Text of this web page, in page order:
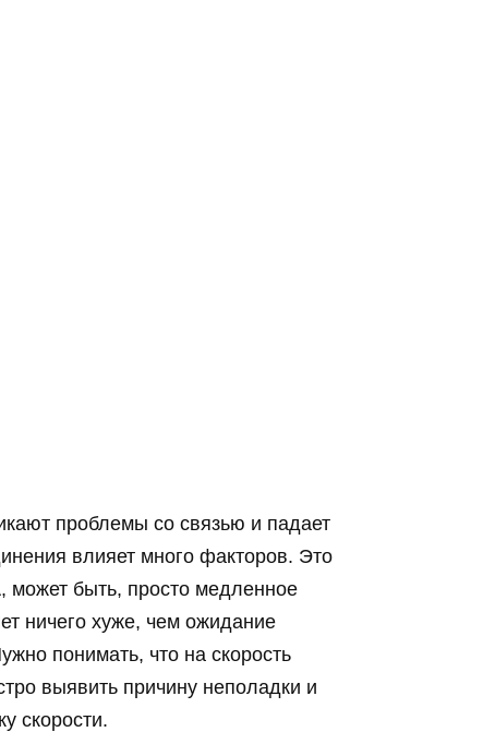
проблемы со связью и падает
влияет много факторов. Это
может быть, просто медленное
ничего хуже, чем ожидание
понимать, что на скорость
выявить причину неполадки и
скорости.